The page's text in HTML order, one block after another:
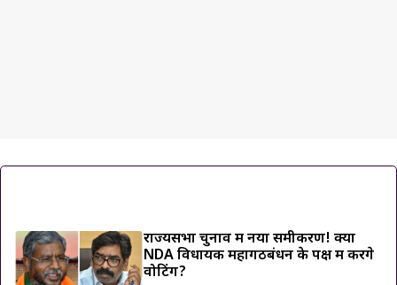
राज्यसभा चुनाव में नया समीकरण! क्या
NDA विधायक महागठबंधन के पक्ष में करेंगे
वोटिंग?